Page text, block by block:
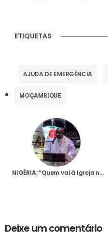
ETIQUETAS
AJUDA DE EMERGÊNCIA
MOÇAMBIQUE
NIGÉRIA: “Quem vai à Igreja não sabe se voltará são e salvo”, denuncia sacerdote em iniciativa da Fundação AIS
Deixe um comentário